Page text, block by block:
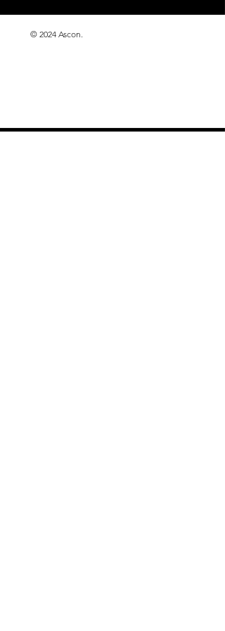
© 2024 Ascon.